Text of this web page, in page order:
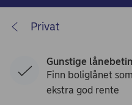
Privat
Gunstige
Finn boliglånet
ekstra god rente